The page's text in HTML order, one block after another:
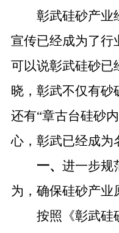
彰武硅砂产业
宣传已经成为了行
可以说彰武硅砂已
晓，彰武不仅有砂
还有“章古台硅砂
心，彰武已经成为
一、进一步规
为，确保硅砂产业
按照《彰武硅